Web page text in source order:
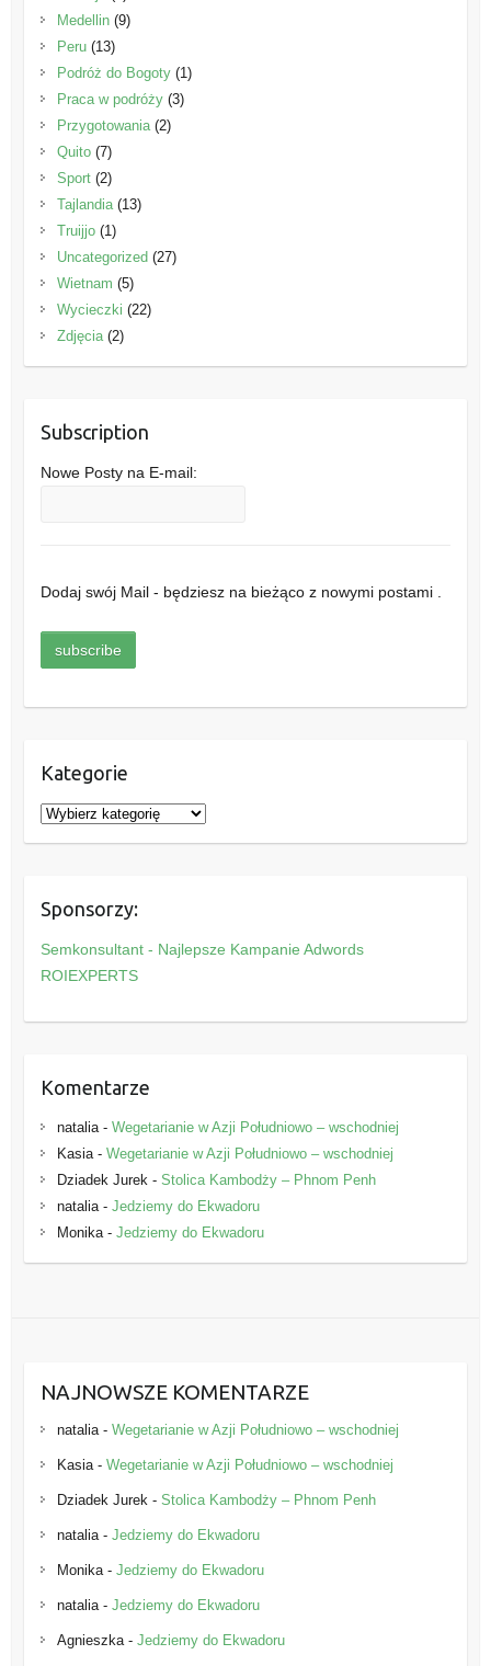
Medellin(9)
Peru(13)
Podróż do Bogoty(1)
Praca w podróży(3)
Przygotowania(2)
Quito(7)
Sport(2)
Tajlandia(13)
Truijjo(1)
Uncategorized (27)
Wietnam (5)
Wycieczki (22)
Zdjęcia(2)
Subscription
Nowe Posty na E-mail:
Dodaj swój Mail - będziesz na bieżąco z nowymi postami .
Kategorie
K
a
g
o
r
e
Sponsorzy:
Semkonsultant - Najlepsze Kampanie Adwords
ROIEXPERTS
Komentarze
natalia- Wegetarianie w Azji Południowo – wschodniej
Kasia- Wegetarianie w Azji Południowo – wschodniej
Dziadek Jurek- Stolica Kambodży – Phnom Penh
natalia- Jedziemy do Ekwadoru
Monika- Jedziemy do Ekwadoru
NAJNOWSZE KOMENTARZE
natalia- Wegetarianie w Azji Południowo – wschodniej
Kasia- Wegetarianie w Azji Południowo – wschodniej
Dziadek Jurek- Stolica Kambodży – Phnom Penh
natalia- Jedziemy do Ekwadoru
Monika- Jedziemy do Ekwadoru
natalia- Jedziemy do Ekwadoru
Agnieszka- Jedziemy do Ekwadoru